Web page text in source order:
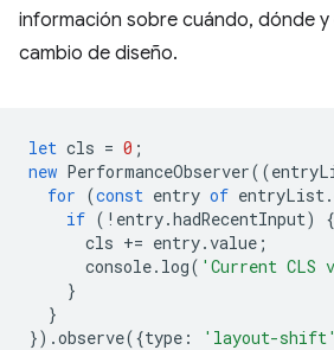
información sobre cuándo, dónde
cambio de diseño.
let cls = 0 ;
new PerformanceObserver((
for (const entry of entryList.
if ( ! entry.hadRecentInput)
{
cls += entry.value ;
console. log( 'Current CLS
}
}
}).observe({type : 'layout-shift'